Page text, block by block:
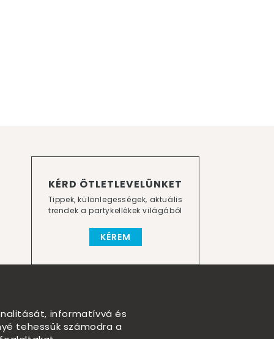
KÉRD ÖTLETLEVELÜNKET
Tippek, különlegességek, aktuális
trendek a partykellékek világából
KÉREM
informatívvá és
tehessük számodra a